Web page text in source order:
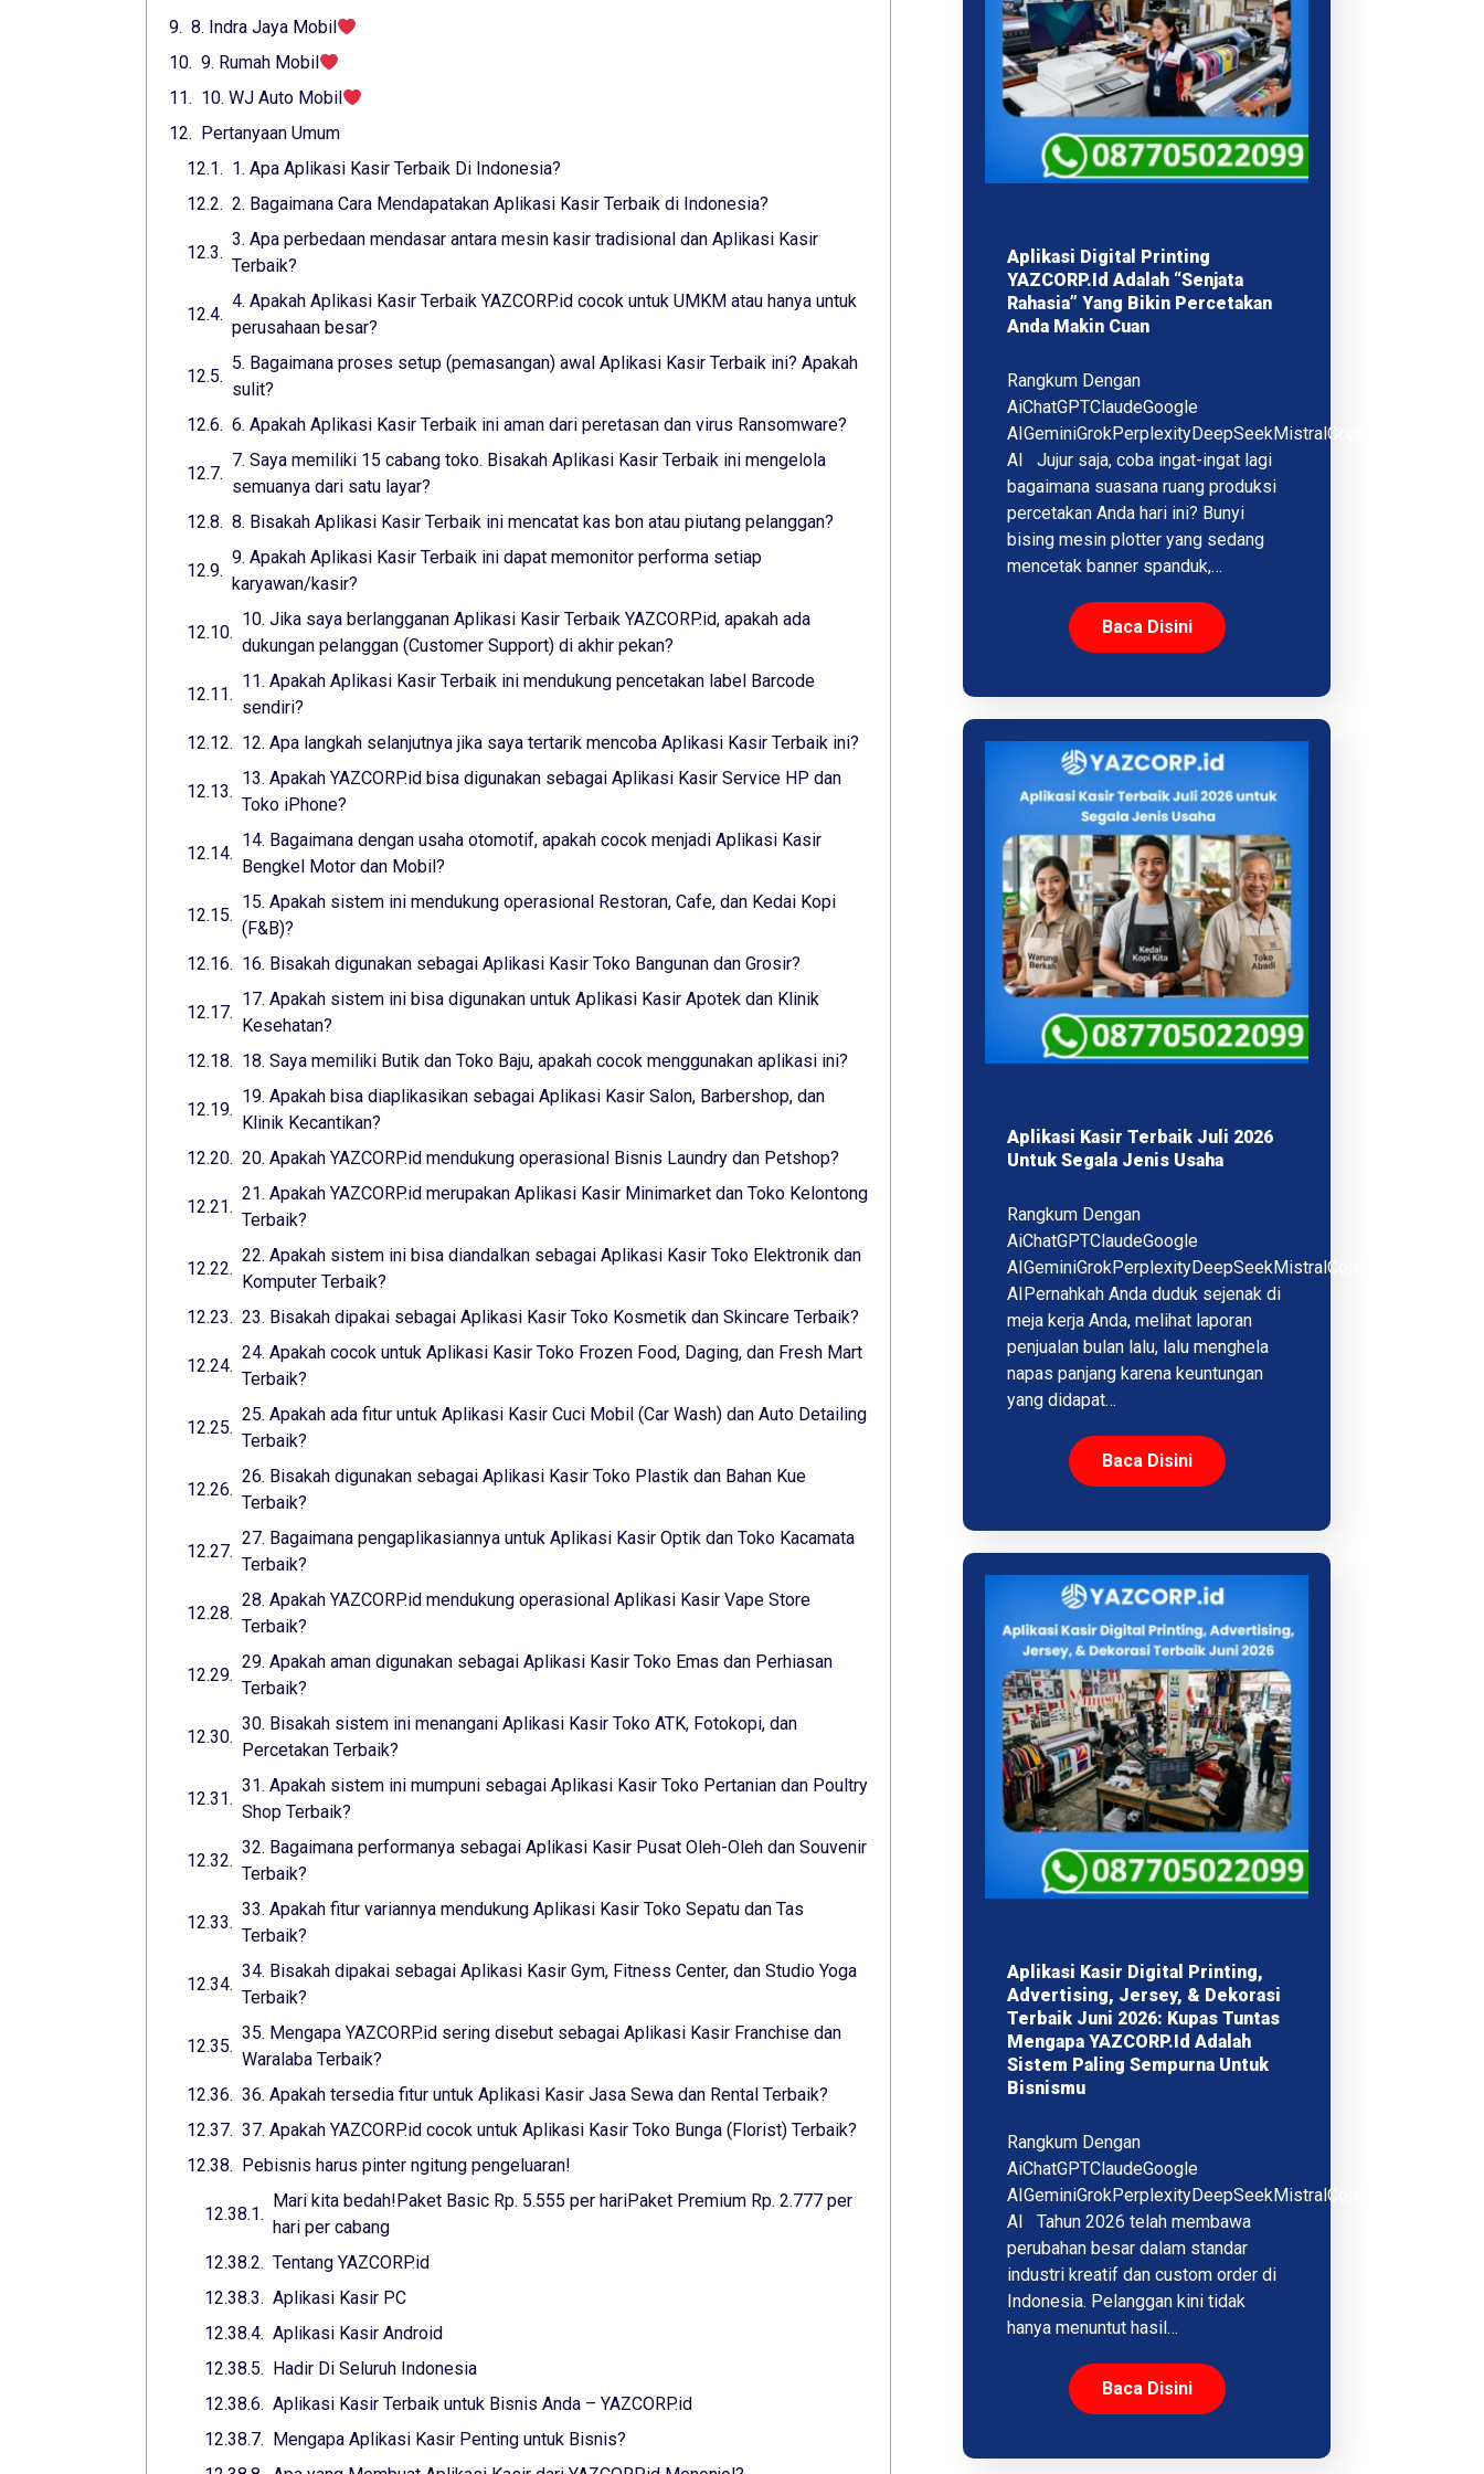
8. Indra Jaya Mobil
9. Rumah Mobil
10. WJ Auto Mobil
Pertanyaan Umum
1. Apa Aplikasi Kasir Terbaik Di Indonesia?
2. Bagaimana Cara Mendapatakan Aplikasi Kasir Terbaik di Indonesia?
3. Apa perbedaan mendasar antara mesin kasir tradisional dan Aplikasi Kasir
Terbaik?
4. Apakah Aplikasi Kasir Terbaik YAZCORP.id cocok untuk UMKM atau hanya untuk
perusahaan besar?
5. Bagaimana proses setup (pemasangan) awal Aplikasi Kasir Terbaik ini? Apakah
sulit?
6. Apakah Aplikasi Kasir Terbaik ini aman dari peretasan dan virus Ransomware?
7. Saya memiliki 15 cabang toko. Bisakah Aplikasi Kasir Terbaik ini mengelola
semuanya dari satu layar?
8. Bisakah Aplikasi Kasir Terbaik ini mencatat kas bon atau piutang pelanggan?
9. Apakah Aplikasi Kasir Terbaik ini dapat memonitor performa setiap
karyawan/kasir?
10. Jika saya berlangganan Aplikasi Kasir Terbaik YAZCORP.id, apakah ada
dukungan pelanggan (Customer Support) di akhir pekan?
11. Apakah Aplikasi Kasir Terbaik ini mendukung pencetakan label Barcode
sendiri?
12. Apa langkah selanjutnya jika saya tertarik mencoba Aplikasi Kasir Terbaik ini?
13. Apakah YAZCORP.id bisa digunakan sebagai Aplikasi Kasir Service HP dan
Toko iPhone?
14. Bagaimana dengan usaha otomotif, apakah cocok menjadi Aplikasi Kasir
Bengkel Motor dan Mobil?
15. Apakah sistem ini mendukung operasional Restoran, Cafe, dan Kedai Kopi
(F&B)?
16. Bisakah digunakan sebagai Aplikasi Kasir Toko Bangunan dan Grosir?
17. Apakah sistem ini bisa digunakan untuk Aplikasi Kasir Apotek dan Klinik
Kesehatan?
18. Saya memiliki Butik dan Toko Baju, apakah cocok menggunakan aplikasi ini?
19. Apakah bisa diaplikasikan sebagai Aplikasi Kasir Salon, Barbershop, dan
Klinik Kecantikan?
20. Apakah YAZCORP.id mendukung operasional Bisnis Laundry dan Petshop?
21. Apakah YAZCORP.id merupakan Aplikasi Kasir Minimarket dan Toko Kelontong
Terbaik?
22. Apakah sistem ini bisa diandalkan sebagai Aplikasi Kasir Toko Elektronik dan
Komputer Terbaik?
23. Bisakah dipakai sebagai Aplikasi Kasir Toko Kosmetik dan Skincare Terbaik?
24. Apakah cocok untuk Aplikasi Kasir Toko Frozen Food, Daging, dan Fresh Mart
Terbaik?
25. Apakah ada fitur untuk Aplikasi Kasir Cuci Mobil (Car Wash) dan Auto Detailing
Terbaik?
26. Bisakah digunakan sebagai Aplikasi Kasir Toko Plastik dan Bahan Kue
Terbaik?
27. Bagaimana pengaplikasiannya untuk Aplikasi Kasir Optik dan Toko Kacamata
Terbaik?
28. Apakah YAZCORP.id mendukung operasional Aplikasi Kasir Vape Store
Terbaik?
29. Apakah aman digunakan sebagai Aplikasi Kasir Toko Emas dan Perhiasan
Terbaik?
30. Bisakah sistem ini menangani Aplikasi Kasir Toko ATK, Fotokopi, dan
Percetakan Terbaik?
31. Apakah sistem ini mumpuni sebagai Aplikasi Kasir Toko Pertanian dan Poultry
Shop Terbaik?
32. Bagaimana performanya sebagai Aplikasi Kasir Pusat Oleh-Oleh dan Souvenir
Terbaik?
33. Apakah fitur variannya mendukung Aplikasi Kasir Toko Sepatu dan Tas
Terbaik?
34. Bisakah dipakai sebagai Aplikasi Kasir Gym, Fitness Center, dan Studio Yoga
Terbaik?
35. Mengapa YAZCORP.id sering disebut sebagai Aplikasi Kasir Franchise dan
Waralaba Terbaik?
36. Apakah tersedia fitur untuk Aplikasi Kasir Jasa Sewa dan Rental Terbaik?
37. Apakah YAZCORP.id cocok untuk Aplikasi Kasir Toko Bunga (Florist) Terbaik?
Pebisnis harus pinter ngitung pengeluaran!
Mari kita bedah!Paket Basic Rp. 5.555 per hariPaket Premium Rp. 2.777 per
hari per cabang
Tentang YAZCORP.id
Aplikasi Kasir PC
Aplikasi Kasir Android
Hadir Di Seluruh Indonesia
Aplikasi Kasir Terbaik untuk Bisnis Anda – YAZCORP.id
Mengapa Aplikasi Kasir Penting untuk Bisnis?
Aplikasi Digital Printing
YAZCORP.id Adalah “Senjata
Rahasia” Yang Bikin Percetakan
Anda Makin Cuan
Rangkum Dengan
AiChatGPTClaudeGoogle
AIGeminiGrokPerplexityDeepSeekMistralCopilotQwenMeta
AI Jujur saja, coba ingat-ingat lagi
bagaimana suasana ruang produksi
percetakan Anda hari ini? Bunyi
bising mesin plotter yang sedang
mencetak banner spanduk,…
Baca Disini
Aplikasi Kasir Terbaik Juli 2026
Untuk Segala Jenis Usaha
Rangkum Dengan
AiChatGPTClaudeGoogle
AIGeminiGrokPerplexityDeepSeekMistralCopilotQwenMeta
AIPernahkah Anda duduk sejenak di
meja kerja Anda, melihat laporan
penjualan bulan lalu, lalu menghela
napas panjang karena keuntungan
yang didapat…
Baca Disini
Aplikasi Kasir Digital Printing,
Advertising, Jersey, & Dekorasi
Terbaik Juni 2026: Kupas Tuntas
Mengapa YAZCORP.id Adalah
Sistem Paling Sempurna Untuk
Bisnismu
Rangkum Dengan
AiChatGPTClaudeGoogle
AIGeminiGrokPerplexityDeepSeekMistralCopilotQwenMeta
AI Tahun 2026 telah membawa
perubahan besar dalam standar
industri kreatif dan custom order di
Indonesia. Pelanggan kini tidak
hanya menuntut hasil…
Baca Disini